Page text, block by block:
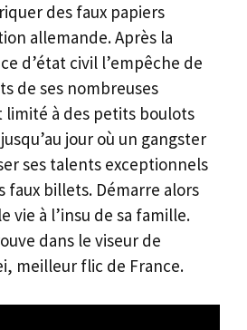
des faux papiers
allemande. Après la
d’état civil l’empêche de
de ses nombreuses
limité à des petits boulots
jour où un gangster
ses talents exceptionnels
faux billets. Démarre alors
vie à l’insu de sa famille.
dans le viseur de
meilleur flic de France.